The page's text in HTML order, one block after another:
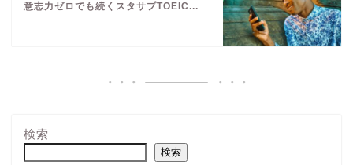
意志力ゼロでも続くスタサプTOEIC...
検索
検索